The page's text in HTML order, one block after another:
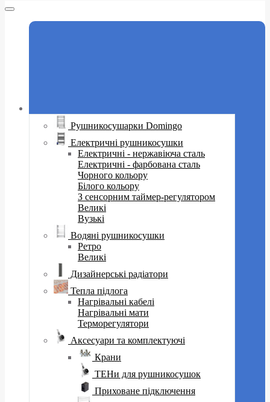
Рушникосушарки Domingo
Електричні рушникосушки
Електричні - нержавіюча сталь
Електричні - фарбована сталь
Чорного кольору
Білого кольору
З сенсорним таймер-регулятором
Великі
Вузькі
Водяні рушникосушки
Ретро
Великі
Дизайнерські радіатори
Тепла підлога
Нагрівальні кабелі
Нагрівальні мати
Терморегулятори
Аксесуари та комплектуючі
Крани
ТЕНи для рушникосушок
Приховане підключення